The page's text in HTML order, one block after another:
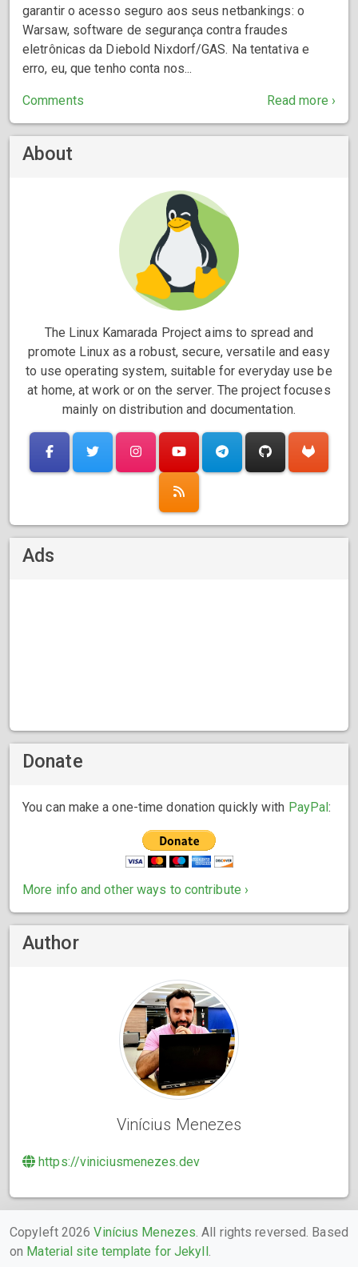
garantir o acesso seguro aos seus netbankings: o
Warsaw, software de segurança contra fraudes
eletrônicas da Diebold Nixdorf/GAS. Na tentativa e
erro, eu, que tenho conta nos...
Comments Read more ›
About
The Linux Kamarada Project aims to spread and
promote Linux as a robust, secure, versatile and easy
to use operating system, suitable for everyday use be
at home, at work or on the server. The project focuses
mainly on distribution and documentation.
Ads
Donate
You can make a one-time donation quickly with PayPal:
More info and other ways to contribute ›
Author
Vinícius Menezes
https://viniciusmenezes.dev
Copyleft 2026Vinícius Menezes. All rights reversed. Based
on Material site template for Jekyll.